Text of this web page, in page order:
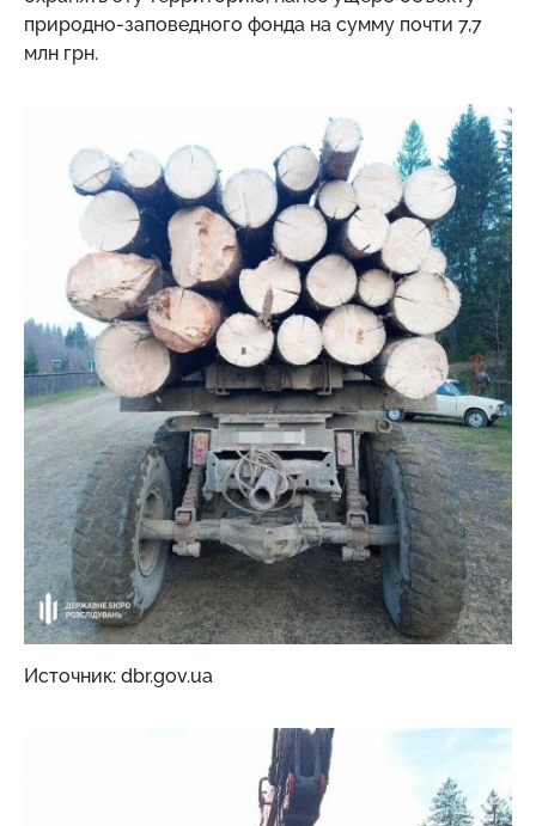
природно-заповедного фонда на сумму почти 7,7
млн грн.
Источник: dbr.gov.ua